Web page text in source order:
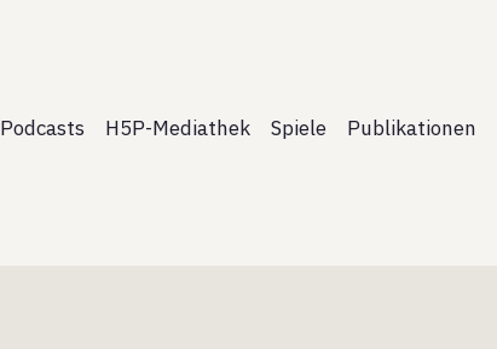
Podcasts H5P-Mediathek Spiele Publikationen